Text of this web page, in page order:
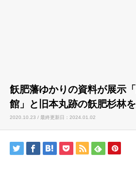
飫肥藩ゆかりの資料が展示
館」と旧本丸跡の飫肥杉林を
2020.10.23 / 最終更新日：2024.01.02